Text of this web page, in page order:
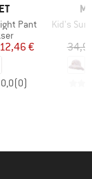
Pant
pris
€
0,0(0)
Artikel
Kid's